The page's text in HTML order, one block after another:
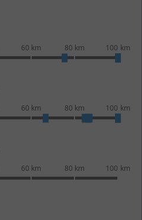
60 km 80 km 100 km
60 km 80 km 100 km
60 km 80 km 100 km